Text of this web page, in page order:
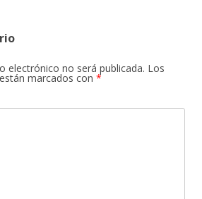
electrónico no será publicada. Los
marcados con *